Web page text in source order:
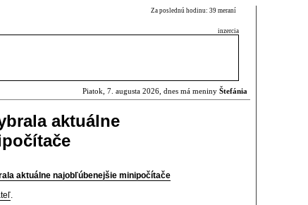
Za poslednú hodinu: 39 meraní
inzercia
Piatok, 7. augusta 2026, dnes má meniny Štefánia
aktuálne
aktuálne najobľúbenejšie minipočítače
.